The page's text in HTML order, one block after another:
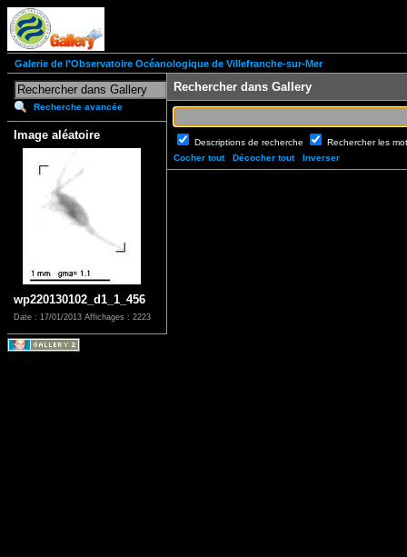
Galerie de l'Observatoire Océanologique de Villefranche-sur-Mer
Recherche avancée
Image aléatoire
wp220130102_d1_1_456
Date : 17/01/2013 Affichages : 2223
Rechercher dans Gallery
Descriptions de recherche
Rechercher les
Cocher tout
Décocher tout Inverser